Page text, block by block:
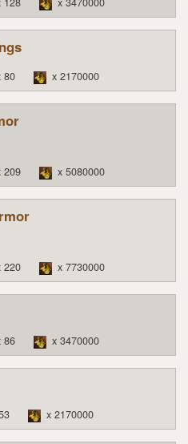
128 x 3470000
80 x 2170000
209 x 5080000
220 x 7730000
86 x 3470000
x 2170000